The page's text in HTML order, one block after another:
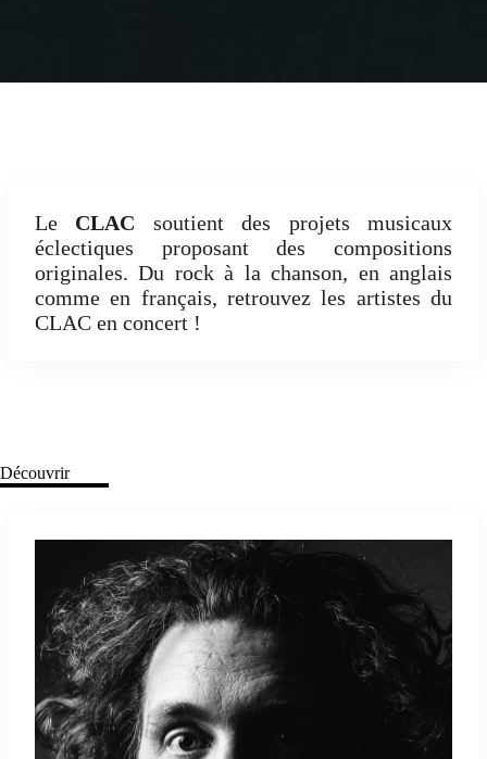
Le CLAC soutient des projets musicaux
éclectiques proposant des compositions
originales. Du rock à la chanson, en anglais
comme en français, retrouvez les artistes du
CLAC en concert !
Découvrir